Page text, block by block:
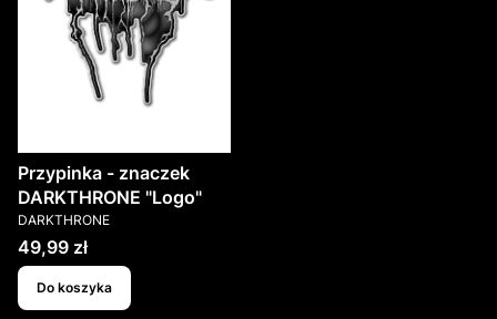
Przypinka - znaczek
DARKTHRONE "Logo"
PRODUCENT
DARKTHRONE
Cena
49,99 zł
Do koszyka